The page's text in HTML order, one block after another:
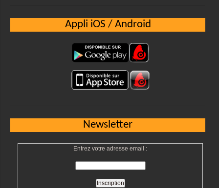
Appli iOS / Android
Newsletter
Entrez votre adresse email :